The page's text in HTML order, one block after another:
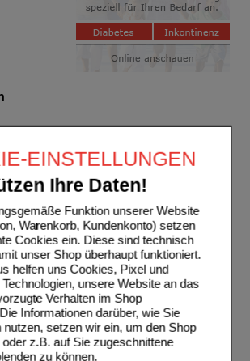
EINSTELLUNGEN
Ihre Daten!
Funktion unserer Website
Warenkorb, Kundenkonto) setzen
Cookies ein. Diese sind technisch
unser Shop überhaupt funktioniert.
helfen uns Cookies, Pixel und
unsere Website an das
Verhalten im Shop
Informationen darüber, wie Sie
nutzen, setzen wir ein, um den Shop
z.B. auf Sie zugeschnittene
zu können.